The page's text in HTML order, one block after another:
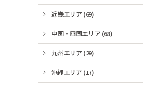
近畿エリア (69)
中国・四国エリア (68)
九州エリア (29)
沖縄エリア (17)